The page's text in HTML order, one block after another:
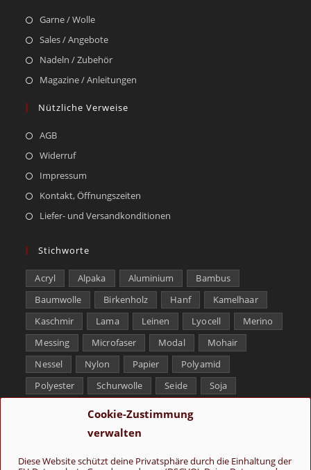
Cookie-Zustimmung
verwalten
Diese Website schützt deine Privatsphäre durch die Einhaltung der
Garne / Wolle
Sales / Angebote
Nadeln / Zubehör
Magazine / Anleitungen
Nützliche Verweise
AGB
Widerruf
Impressum
Kontakt, Öffnungszeiten
Liefer- und Versandkonditionen
Stichworte
Acryl Alpaka Aluminium
Bambus
Baumwolle
Birkenholz Hanf
Kamelhaar
Kaschmir
Lama Leinen Lyocell
Merino
Messing
Microfaser Modal
Mohair
Nessel
Nylon Papier
Polyamid
Polyester
Schurwolle Seide
Soja
Tencel
Yak
Folge uns